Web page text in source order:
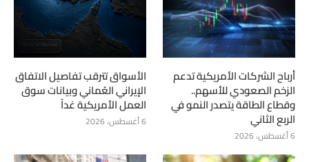
أرباح الشركات الأمريكية تدعم
الزخم الصعودي للأسهم..
وقطاع الطاقة يتصدر النمو في
الربع الثاني
6 أغسطس، 2026
الأسواق تترقب تفاصيل الاتفاق
الإيراني العُماني وبيانات سوق
العمل الأمريكية غداً
6 أغسطس، 2026